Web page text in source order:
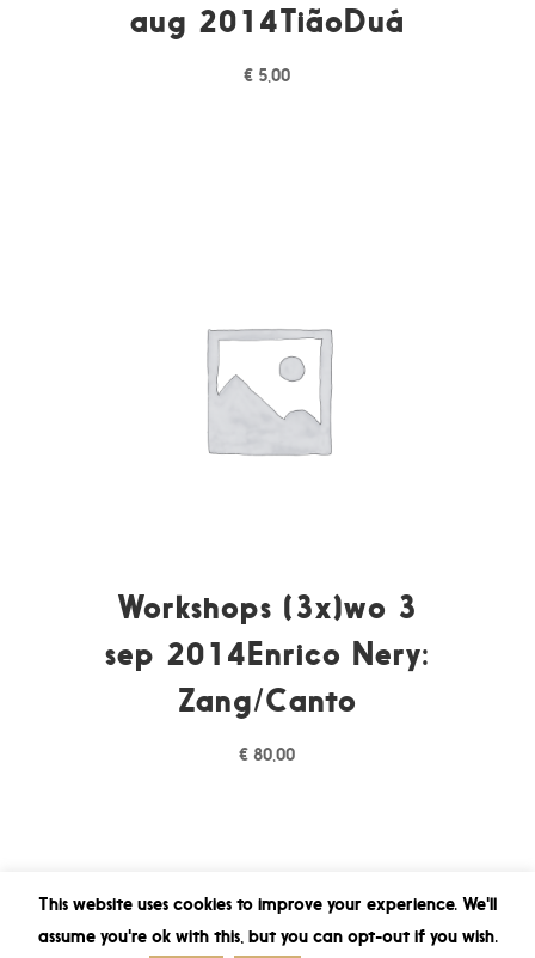
aug 2014TiãoDuá
€ 5,00
Workshops (3x)wo 3
sep 2014Enrico Nery:
Zang/Canto
€ 80,00
This website uses cookies to improve your experience. We'll
assume you're ok with this, but you can opt-out if you wish.